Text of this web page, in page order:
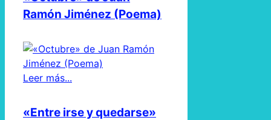
Ramón Jiménez (Poema)
Leer más...
«Entre irse y quedarse»